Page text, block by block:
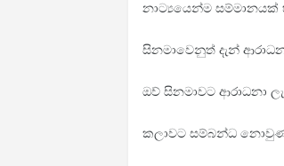
නාට්‍යයෙන්ම
සිනමාවෙනුත් දැන්
ඔව් සිනමාවට ආරාධනා
කලාවට සම්බන්ධ